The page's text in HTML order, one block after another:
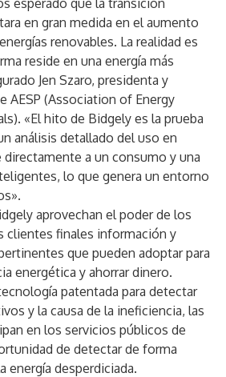
esperado que la transición
en gran medida en el aumento
renovables. La realidad es
reside en una energía más
Jen Szaro, presidenta y
AESP (Association of Energy
«El hito de Bidgely es la prueba
análisis detallado del uso en
a un consumo y una
lo que genera un entorno
aprovechan el poder de los
clientes finales información y
que pueden adoptar para
energética y ahorrar dinero.
patentada para detectar
y la causa de la ineficiencia, las
en los servicios públicos de
de detectar de forma
energía desperdiciada.